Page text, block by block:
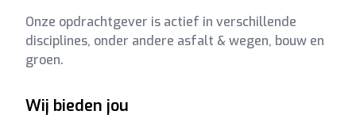
Onze opdrachtgever is actief in verschillende
disciplines, onder andere asfalt & wegen, bouw en
groen.
Wij bieden jou